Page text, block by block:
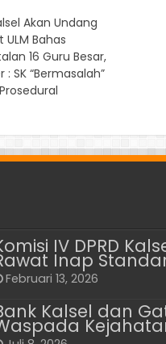
Akan Undang
ULM Bahas
16 Guru Besar,
: SK “Bermasalah”
IV DPRD
Inap
Februari 13, 2026
Kalsel dan